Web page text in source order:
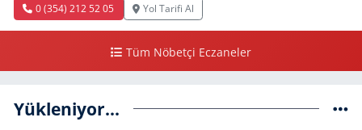
0 (354) 212 52 05 Yol Tarifi Al
Tüm Nöbetçi Eczaneler
Yükleniyor...